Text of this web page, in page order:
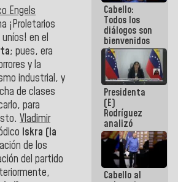
Engels
¡Proletarios
en el
; pues, era
y la
industrial, y
de clases
para
Vladimir
Iskra (la
de los
del partido
encuentro
presencial
para el
diálogo
Cabello:
Todos los
diálogos son
bienvenidos
siempre que
estén en el
marco de la
Constitución
de la
República
Presidenta
(E)
Rodríguez
analizó
junto a
gobernadores
planes de
recuperación
del Sistema
Cabello al